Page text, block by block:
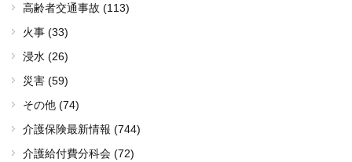
高齢者交通事故 (113)
火事 (33)
浸水 (26)
災害 (59)
その他 (74)
介護保険最新情報 (744)
介護給付費分科会 (72)